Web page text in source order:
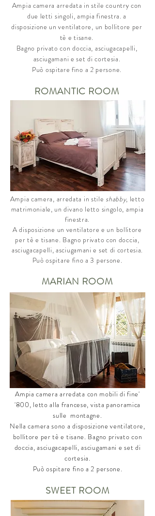
Ampia camera arredata in stile country con
due letti singoli, ampia finestra. a
disposizione un ventilatore, un bollitore per
tè e tisane.
Bagno privato con doccia, asciugacapelli,
asciugamani e set di cortesia.
Può ospitare fino a 2 persone.
ROMANTIC ROOM
Ampia camera, arredata in stile shabby, letto
matrimoniale, un divano letto singolo, ampia
finestra.
A disposizione un ventilatore e un bollitore
per tè e tisane. Bagno privato con doccia,
asciugacapelli, asciugamani e set di cortesia.
Può ospitare fino a 3 persone.​
MARIAN ROOM
Ampia camera arredata con mobili di fine'
'800, letto alla francese, vista panoramica
sulle montagne.
Nella camera sono a disposizione ventilatore,
bollitore per tè e tisane. Bagno privato con
doccia, asciugacapelli, asciugamani e set di
cortesia.
Può ospitare fino a 2 persone.
SWEET ROOM